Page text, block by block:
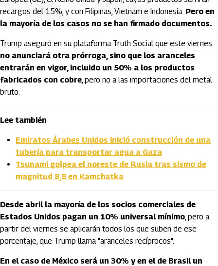
recargos del 15%, y con Filipinas, Vietnam e Indonesia. Pero en
la mayoría de los casos no se han firmado documentos.
Trump aseguró en su plataforma Truth Social que este viernes
no anunciará otra prórroga, sino que los aranceles
entrarán en vigor, incluido un 50% a los productos
fabricados con cobre, pero no a las importaciones del metal
bruto.
Lee también
Emiratos Árabes Unidos inició construcción de una
tubería para transportar agua a Gaza
Tsunami golpea el noreste de Rusia tras sismo de
magnitud 8,8 en Kamchatka
Desde abril la mayoría de los socios comerciales de
Estados Unidos pagan un 10% universal mínimo, pero a
partir del viernes se aplicarán todos los que suben de ese
porcentaje, que Trump llama "aranceles recíprocos".
En el caso de México será un 30% y en el de Brasil un